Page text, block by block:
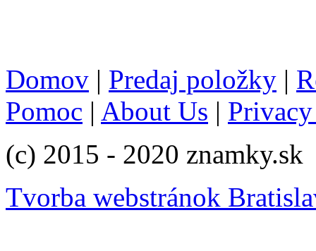
Domov | Predaj položky |
Pomoc | About Us |
(c) 2015 - 2020 znamky.sk
Tvorba webstránok